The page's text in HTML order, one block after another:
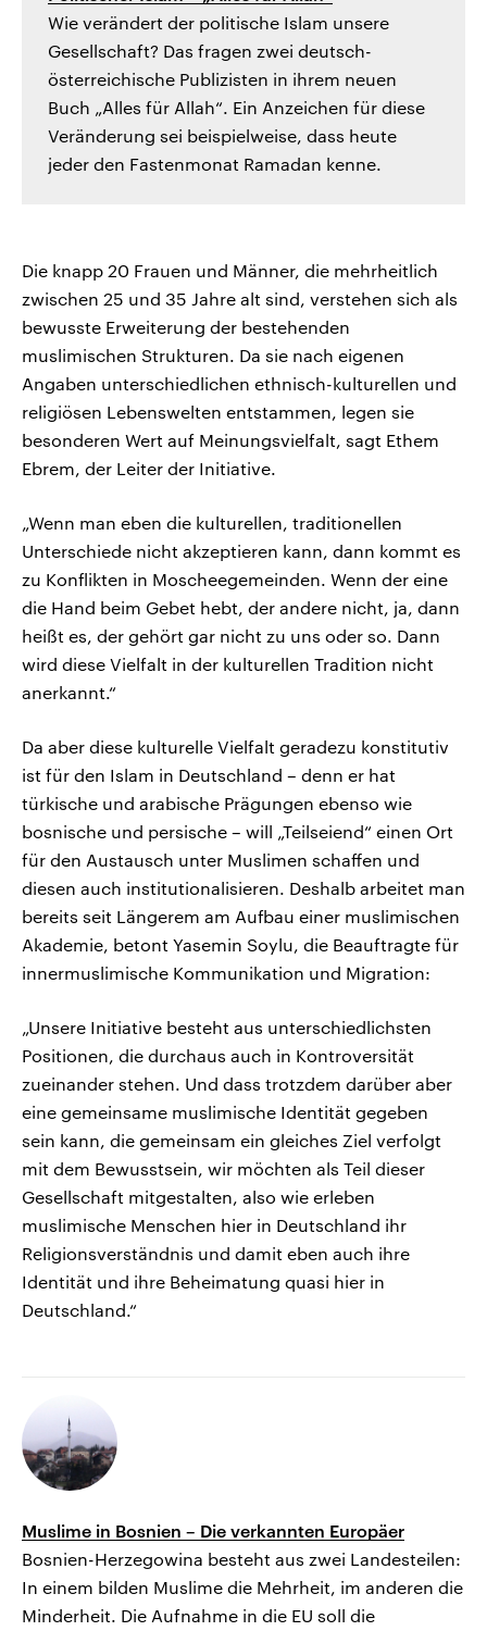
Wie verändert der politische Islam unsere
Gesellschaft? Das fragen zwei deutsch-
österreichische Publizisten in ihrem neuen
Buch „Alles für Allah“. Ein Anzeichen für diese
Veränderung sei beispielweise, dass heute
jeder den Fastenmonat Ramadan kenne.
Die knapp 20 Frauen und Männer, die mehrheitlich
zwischen 25 und 35 Jahre alt sind, verstehen sich als
bewusste Erweiterung der bestehenden
muslimischen Strukturen. Da sie nach eigenen
Angaben unterschiedlichen ethnisch-kulturellen und
religiösen Lebenswelten entstammen, legen sie
besonderen Wert auf Meinungsvielfalt, sagt Ethem
Ebrem, der Leiter der Initiative.
„Wenn man eben die kulturellen, traditionellen
Unterschiede nicht akzeptieren kann, dann kommt es
zu Konflikten in Moscheegemeinden. Wenn der eine
die Hand beim Gebet hebt, der andere nicht, ja, dann
heißt es, der gehört gar nicht zu uns oder so. Dann
wird diese Vielfalt in der kulturellen Tradition nicht
anerkannt.“
Da aber diese kulturelle Vielfalt geradezu konstitutiv
ist für den Islam in Deutschland – denn er hat
türkische und arabische Prägungen ebenso wie
bosnische und persische – will „Teilseiend“ einen Ort
für den Austausch unter Muslimen schaffen und
diesen auch institutionalisieren. Deshalb arbeitet man
bereits seit Längerem am Aufbau einer muslimischen
Akademie, betont Yasemin Soylu, die Beauftragte für
innermuslimische Kommunikation und Migration:
„Unsere Initiative besteht aus unterschiedlichsten
Positionen, die durchaus auch in Kontroversität
zueinander stehen. Und dass trotzdem darüber aber
eine gemeinsame muslimische Identität gegeben
sein kann, die gemeinsam ein gleiches Ziel verfolgt
mit dem Bewusstsein, wir möchten als Teil dieser
Gesellschaft mitgestalten, also wie erleben
muslimische Menschen hier in Deutschland ihr
Religionsverständnis und damit eben auch ihre
Identität und ihre Beheimatung quasi hier in
Deutschland.“
Muslime in Bosnien – Die verkannten Europäer
Bosnien-Herzegowina besteht aus zwei Landesteilen:
In einem bilden Muslime die Mehrheit, im anderen die
Minderheit. Die Aufnahme in die EU soll die